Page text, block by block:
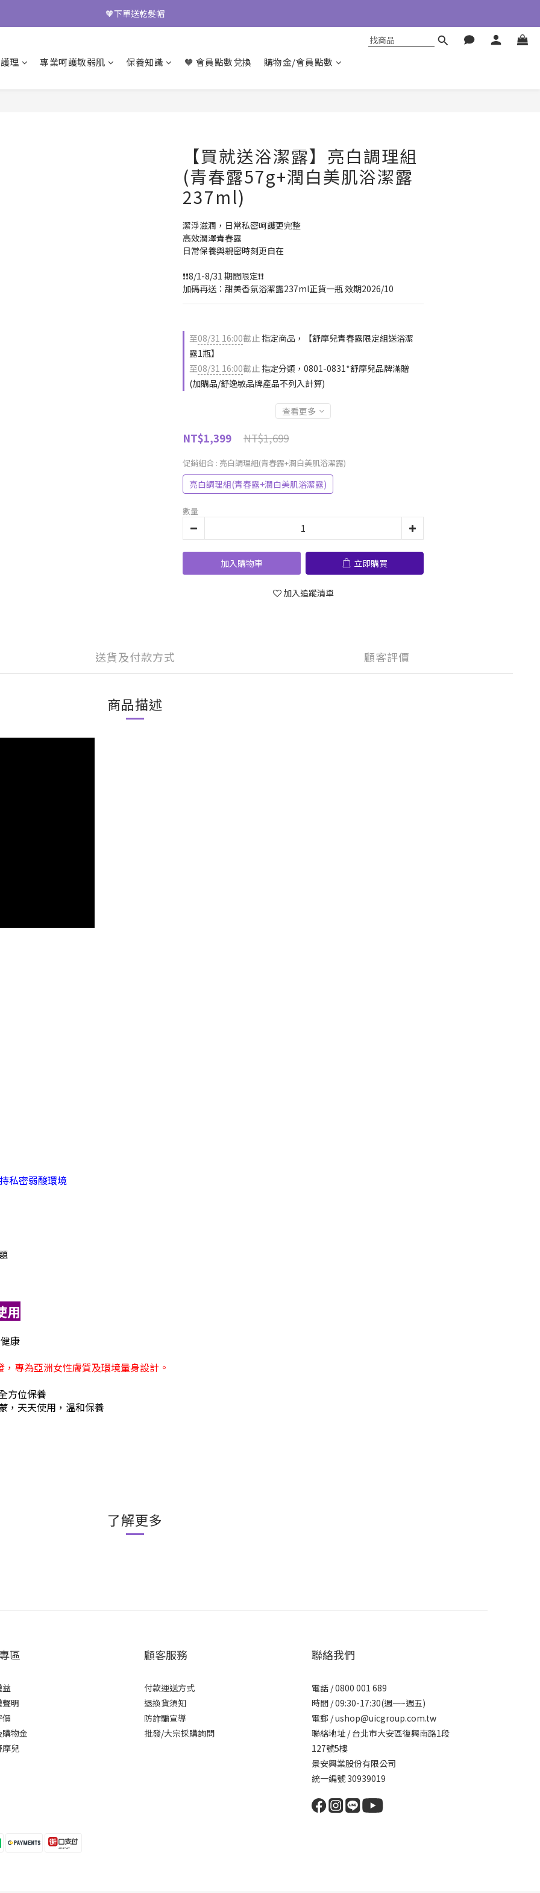
七夕限定🧡青春露買2送1
七夕限定🧡青春露買2送1
理 專業呵護敏弱肌 保養知識 🧡 會員點數兌換 購物金/會員點數
【買就送浴潔露】亮白調理組
(青春露57g+潤白美肌浴潔露
237ml)
潔淨滋潤，日常私密呵護更完整
高效潤澤青春露
日常保養與親密時刻更自在
❗❗8/1-8/31 期間限定❗❗
加碼再送：甜美香氛浴潔露237ml正貨一瓶 效期2026/10
至08/31 16:00截止 指定商品，【舒摩兒青春露限定組送浴潔
露1瓶】
至08/31 16:00截止 指定分類，0801-0831*舒摩兒品牌滿贈
(加購品/舒逸敏品牌產品不列入計算)
查看更多
NT$1,699
NT$1,399
促銷組合 : 亮白調理組(青春露+潤白美肌浴潔露)
亮白調理組(青春露+潤白美肌浴潔露)
數量
加入購物車 立即購買
加入追蹤清單
送貨及付款方式 顧客評價
商品描述
私密弱酸環境
用
康
專為亞洲女性膚質及環境量身設計。
方位保養
，天天使用，溫和保養
了解更多
區
益
明
物金
兒
顧客服務
付款運送方式
退換貨須知
防詐騙宣導
批發/大宗採購詢問
聯絡我們
電話 / 0800 001 689
時間 / 09:30-17:30(週一~週五)
電郵 / ushop@uicgroup.com.tw
聯絡地址 / 台北市大安區復興南路1段
127號5樓
景安興業股份有限公司
統一編號 30939019